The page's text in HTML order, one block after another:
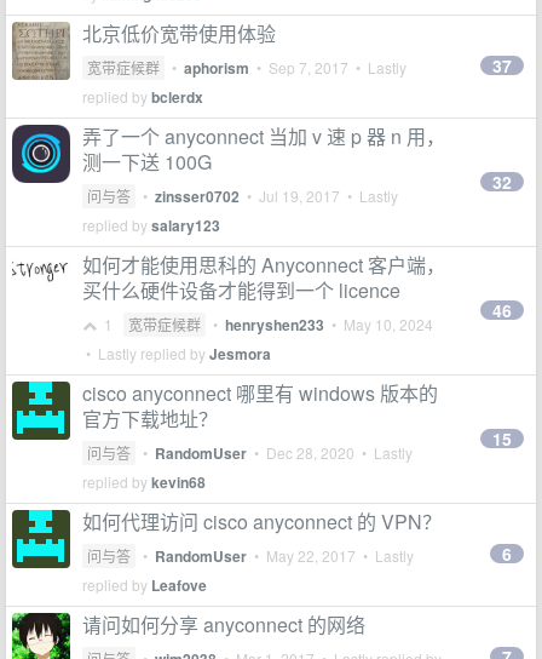
北京低价宽带使用体验
宽带症候群 • aphorism • Sep 7, 2017 • Lastly
replied bybclerdx
37
弄了一个 anyconnect 当加 v 速 p 器 n 用，
测一下送 100G
问与答 • zinsser0702 • Jul 19, 2017 • Lastly
replied bysalary123
32
如何才能使用思科的 Anyconnect 客户端，
买什么硬件设备才能得到一个 licence
1 宽带症候群 • henryshen233 • May 10, 2024
• Lastly replied byJesmora
46
cisco anyconnect 哪里有 windows 版本的
官方下载地址？
问与答 • RandomUser • Dec 28, 2020 • Lastly
replied bykevin68
15
如何代理访问 cisco anyconnect 的 VPN？
问与答 • RandomUser • May 22, 2017 • Lastly
replied by Leafove
6
请问如何分享 anyconnect 的网络